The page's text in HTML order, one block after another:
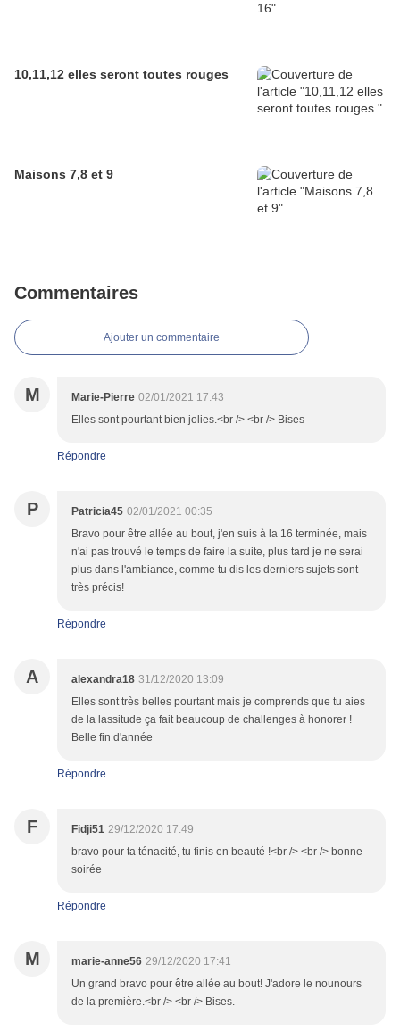
10,11,12 elles seront toutes rouges
Maisons 7,8 et 9
Commentaires
Ajouter un commentaire
M Marie-Pierre 02/01/2021 17:43
Elles sont pourtant bien jolies.<br /> <br /> Bises
Répondre
P Patricia45 02/01/2021 00:35
Bravo pour être allée au bout, j'en suis à la 16 terminée, mais
n'ai pas trouvé le temps de faire la suite, plus tard je ne serai
plus dans l'ambiance, comme tu dis les derniers sujets sont
très précis!
Répondre
A alexandra18 31/12/2020 13:09
Elles sont très belles pourtant mais je comprends que tu aies
de la lassitude ça fait beaucoup de challenges à honorer !
Belle fin d'année
Répondre
F Fidji51 29/12/2020 17:49
bravo pour ta ténacité, tu finis en beauté !<br /> <br /> bonne
soirée
Répondre
M marie-anne56 29/12/2020 17:41
Un grand bravo pour être allée au bout! J'adore le nounours
de la première.<br /> <br /> Bises.